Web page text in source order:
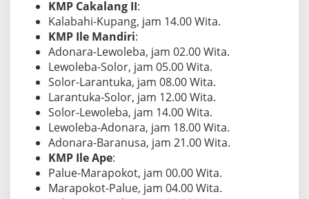
P
e
m
b
e
l
i
a
n
T
i
k
e
t
KMP Cakalang II:
Kalabahi-Kupang, jam 14.00 Wita.
KMP Ile Mandiri:
Adonara-Lewoleba, jam 02.00 Wita.
Lewoleba-Solor, jam 05.00 Wita.
Solor-Larantuka, jam 08.00 Wita.
Larantuka-Solor, jam 12.00 Wita.
Solor-Lewoleba, jam 14.00 Wita.
Lewoleba-Adonara, jam 18.00 Wita.
Adonara-Baranusa, jam 21.00 Wita.
KMP Ile Ape:
Palue-Marapokot, jam 00.00 Wita.
Marapokot-Palue, jam 04.00 Wita.